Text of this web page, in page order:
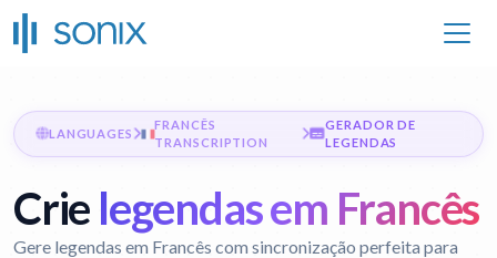
LANGUAGES
FRANCÊS
TRANSCRIPTION
GERADOR DE
LEGENDAS
Crie legendas em Francês
Gere legendas em Francês com sincronização perfeita para